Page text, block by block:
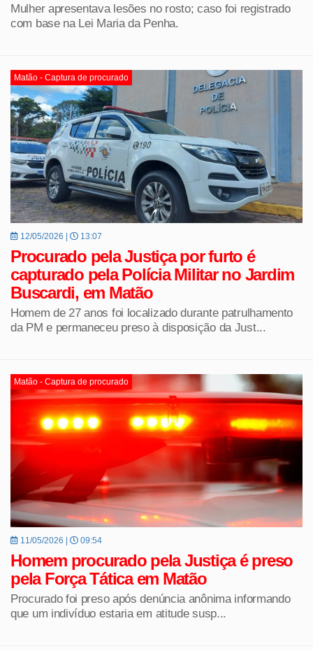
Mulher apresentava lesões no rosto; caso foi registrado
com base na Lei Maria da Penha.
Matão - Captura de procurado
12/05/2026 | 13:07
Procurado pela Justiça por furto é
capturado pela Polícia Militar no Jardim
Buscardi, em Matão
Homem de 27 anos foi localizado durante patrulhamento
da PM e permaneceu preso à disposição da Just...
Matão - Captura de procurado
11/05/2026 | 09:54
Homem procurado pela Justiça é preso
pela Força Tática em Matão
Procurado foi preso após denúncia anônima informando
que um indivíduo estaria em atitude susp...